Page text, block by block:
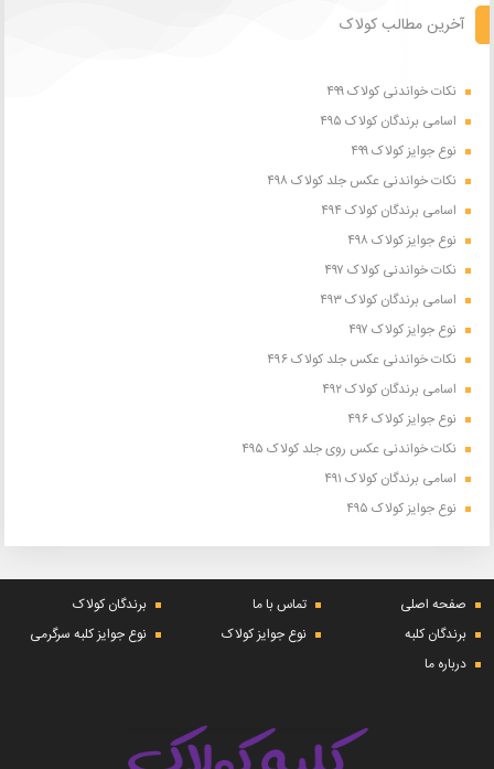
آخرین مطالب کولاک
نکات خواندنی کولاک ۴۹۹
اسامی برندگان کولاک ۴۹۵
نوع جوایز کولاک ۴۹۹
نکات خواندنی عکس جلد کولاک ۴۹۸
اسامی برندگان کولاک ۴۹۴
نوع جوایز کولاک ۴۹۸
نکات خواندنی کولاک ۴۹۷
اسامی برندگان کولاک ۴۹۳
نوع جوایز کولاک ۴۹۷
نکات خواندنی عکس جلد کولاک ۴۹۶
اسامی برندگان کولاک ۴۹۲
نوع جوایز کولاک ۴۹۶
نکات خواندنی عکس روی جلد کولاک ۴۹۵
اسامی برندگان کولاک ۴۹۱
نوع جوایز کولاک ۴۹۵
صفحه اصلی تماس با ما
برندگان کولاک
برندگان کلبه
نوع جوایز کولاک
نوع جوایز کلبه سرگرمی
درباره ما